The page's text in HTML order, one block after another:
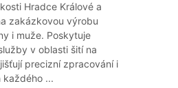
Hradce Králové a
zakázkovou výrobu
i muže. Poskytuje
v oblasti šití na
precizní zpracování i
každého ...